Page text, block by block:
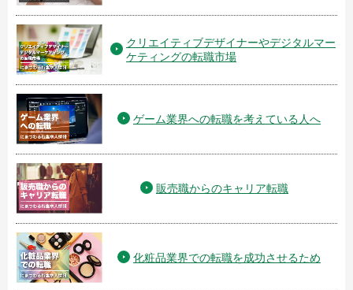
クリエイティブデザイナーやデジタルマー
ケティングの転職市場
ゲーム業界への転職を考えている人へ
販売職からのキャリア転職
化粧品業界での転職を成功させるため